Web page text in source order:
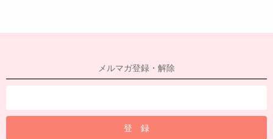
メルマガ登録・解除